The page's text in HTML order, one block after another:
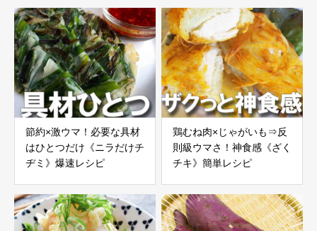
節約×激ウマ！必要な具材
はひとつだけ《ニラだけチ
ヂミ》爆速レシピ
鶏むね肉×じゃがいも⇒反
則級ウマさ！神食感《ざく
チキ》簡単レシピ